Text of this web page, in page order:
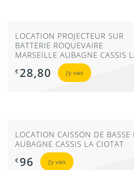
LOCATION PROJECTEUR SUR
BATTERIE ROQUEVAIRE
MARSEILLE AUBAGNE CASSIS
€ 28,80 J'y vais
LOCATION CAISSON DE BASSE
AUBAGNE CASSIS LA CIOTAT
€ 96 J'y vais